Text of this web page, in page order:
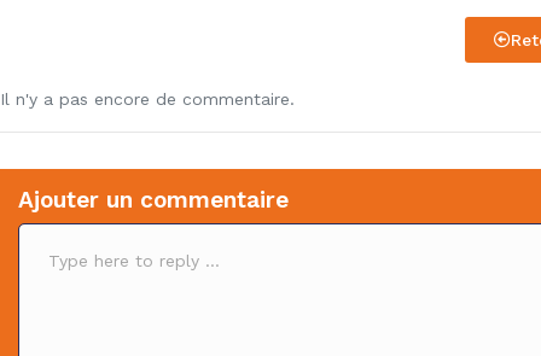
1. Il ressort des pièces du dossier soumis aux
de comptabilité de la société civile
cotisations supplémentaires d’impôt sur le
les règles des plus-values immobilières
la quote-part correspondant à ses droits dans
(SARL) Tab 48, dont M. B… détenait 90 %
Il n'y a pas encore de commentaire.
Ajouter un commentaire
C